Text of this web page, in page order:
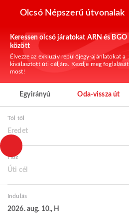
Olcsó Népszerű útvonalak
Keressen olcsó járatokat ARN és BGO
között
Élvezze az exkluzív repülőjegy-ajánlatokat a
kiválasztott úti céljára. Kezdje meg foglalását
most!
Egyirányú Oda-vissza út
Tól től
Eredet
Hoz
Úti cél
Indulás
2026. aug. 10., H